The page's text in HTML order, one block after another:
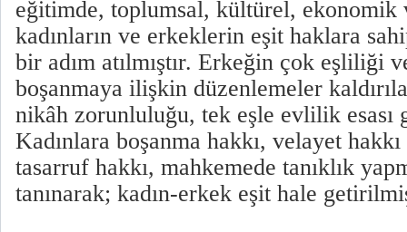
eğitimde, toplumsal, kültürel, ekonomik
kadınların ve erkeklerin eşit haklara
bir adım atılmıştır. Erkeğin çok eşliliği
boşanmaya ilişkin düzenlemeler
nikâh zorunluluğu, tek eşle evlilik esası
Kadınlara boşanma hakkı, velayet
tasarruf hakkı, mahkemede tanıklık
tanınarak; kadın-erkek eşit hale